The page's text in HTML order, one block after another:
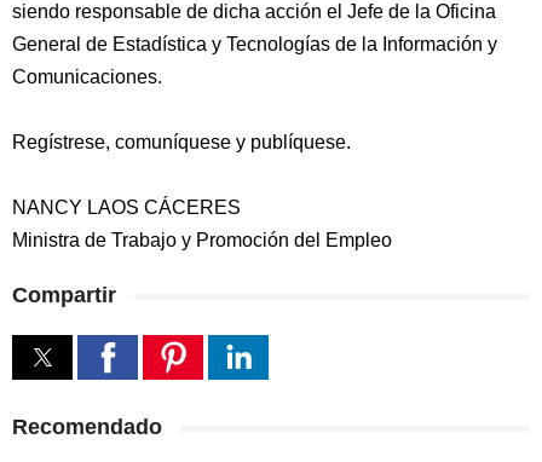
siendo responsable de dicha acción el Jefe de la Oficina
General de Estadística y Tecnologías de la Información y
Comunicaciones.
Regístrese, comuníquese y publíquese.
NANCY LAOS CÁCERES
Ministra de Trabajo y Promoción del Empleo
Compartir
Recomendado